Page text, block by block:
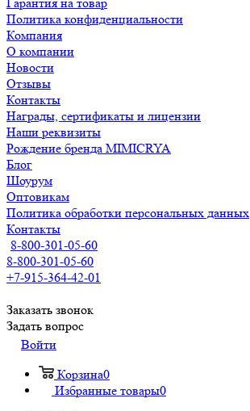
Политика конфиденциальности
Компания
О компании
Новости
Отзывы
Контакты
Награды, сертификаты и лицензии
Наши реквизиты
Рождение бренда MIMICRYA
Блог
Шоурум
Оптовикам
Политика обработки персональных данных
Контакты
8-800-301-05-60
8-800-301-05-60
+7-915-364-42-01
Заказать звонок
Задать вопрос
Войти
Корзина0
Избранные товары0